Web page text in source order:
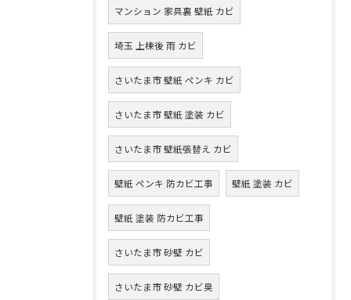
マンション 家具裏 壁紙 カビ
埼玉 上棟後 雨 カビ
さいたま市 壁紙 ペンキ カビ
さいたま市 壁紙 塗装 カビ
さいたま市 壁紙張替え カビ
壁紙 ペンキ 防カビ工事 壁紙 塗装 カビ
壁紙 塗装 防カビ工事
さいたま市 砂壁 カビ
さいたま市 砂壁 カビ臭